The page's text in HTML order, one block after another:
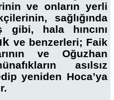
ve onların yerli
sağlığında
gibi, hala hıncını
ve benzerleri; Faik
ve Oğuzhan
asılsız
yeniden Hoca’ya